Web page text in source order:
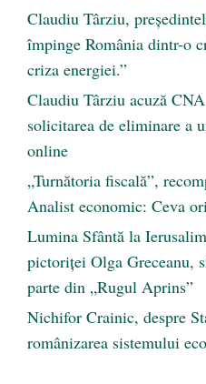
Claudiu Târziu,
împinge România dintr-o
criza energiei.”
Claudiu Târziu acuză
solicitarea de eliminare a
online
„Turnătoria fiscală”,
Analist economic: Ceva
Lumina Sfântă la
pictoriței Olga Greceanu,
parte din „Rugul Aprins”
Nichifor Crainic, despre
românizarea sistemului